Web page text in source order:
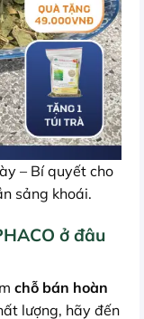
– Bí quyết cho
sảng khoái.
ở đâu
chỗ bán hoàn
lượng, hãy đến